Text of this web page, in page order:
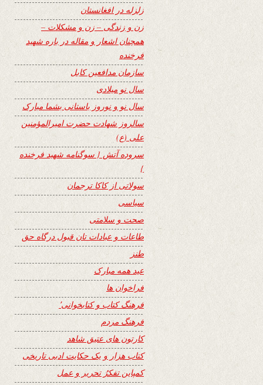
زلزله در افغانستان
زن و زندگی – زن و مشکلات –
همچنان اشعار و مقاله در باره شهید
فرخنده
سازمان مدافعین کابل
سال نو میلادی
سال نو و نوروز باستانی بشما مبارک
سالروز شهادت حضرت امیرالمؤمنین
علی (ع)
سروده آتش { سوگنامه شهید فرخنده
}
سولاتی از کاکا ترجمان
سیاسی
صحت و سلامتی
طاعات و عبادات تان قبول درگاه حق
طنز
عید همه مبارک
فراخوان ها
فرهنگ کتاب و کتابخوانی٬
فرهنگ مردم
کارتون های عتیق شاهد
کتاب هزار و یک حکایت ادبی تاریخی
کمپاین تفکرُ تحریر و عمل